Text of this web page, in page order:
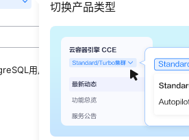
切换产品类型
快速入
用户指南
用户指
MySQL
更新时间：
MySQL 8.0版本
创建表